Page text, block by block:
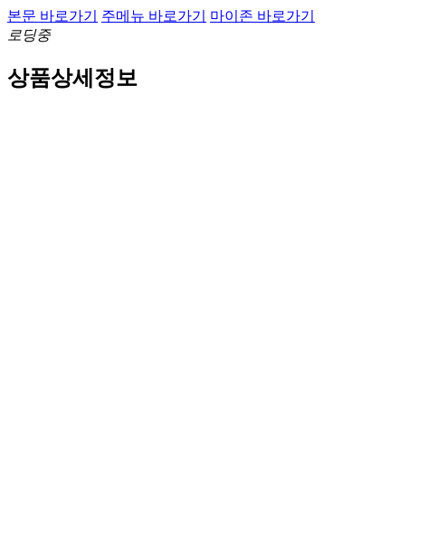
본문 바로가기 주메뉴 바로가기
마이존 바로가기
로딩중
상품상세정보